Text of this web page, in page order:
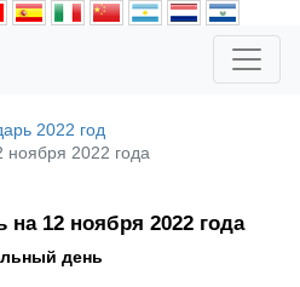
2022 год
ноября 2022 года
12 ноября 2022 года
день